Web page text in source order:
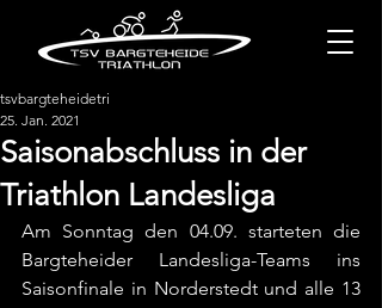
Saisonabschluss in der
Triathlon Landesliga
tsvbargteheidetri
25. Jan. 2021
Am Sonntag den 04.09. starteten die
Bargteheider Landesliga-Teams ins
Saisonfinale in Norderstedt und alle 13